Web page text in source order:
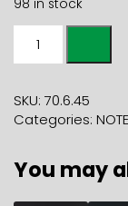
98 in stock
SOFT
NOTEBOOK
BLUE
quantity
SKU: 70.6.45
Categories:
You may